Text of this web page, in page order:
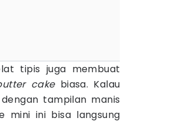
tipis juga membuat
cakebiasa. Kalau
tampilan manis
mini ini bisa langsung